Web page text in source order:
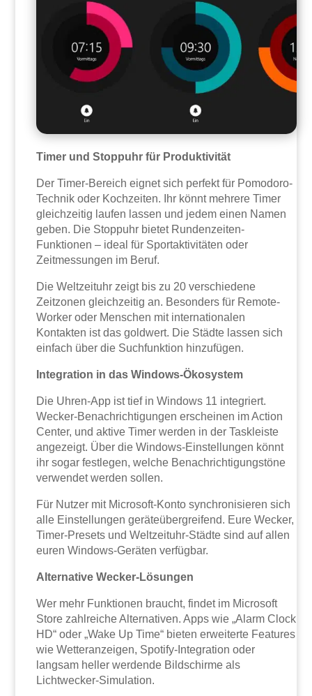
Timer und Stoppuhr für Produktivität
Der Timer-Bereich eignet sich perfekt für Pomodoro-
Technik oder Kochzeiten. Ihr könnt mehrere Timer
gleichzeitig laufen lassen und jedem einen Namen
geben. Die Stoppuhr bietet Rundenzeiten-
Funktionen – ideal für Sportaktivitäten oder
Zeitmessungen im Beruf.
Die Weltzeituhr zeigt bis zu 20 verschiedene
Zeitzonen gleichzeitig an. Besonders für Remote-
Worker oder Menschen mit internationalen
Kontakten ist das goldwert. Die Städte lassen sich
einfach über die Suchfunktion hinzufügen.
Integration in das Windows-Ökosystem
Die Uhren-App ist tief in Windows 11 integriert.
Wecker-Benachrichtigungen erscheinen im Action
Center, und aktive Timer werden in der Taskleiste
angezeigt. Über die Windows-Einstellungen könnt
ihr sogar festlegen, welche Benachrichtigungstöne
verwendet werden sollen.
Für Nutzer mit Microsoft-Konto synchronisieren sich
alle Einstellungen geräteübergreifend. Eure Wecker,
Timer-Presets und Weltzeituhr-Städte sind auf allen
euren Windows-Geräten verfügbar.
Alternative Wecker-Lösungen
Wer mehr Funktionen braucht, findet im Microsoft
Store zahlreiche Alternativen. Apps wie „Alarm Clock
HD“ oder „Wake Up Time“ bieten erweiterte Features
wie Wetteranzeigen, Spotify-Integration oder
langsam heller werdende Bildschirme als
Lichtwecker-Simulation.